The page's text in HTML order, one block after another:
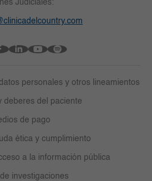
Judiciales:
personales y otros lineamientos
deberes del paciente
de pago
ética y cumplimiento
a la información pública
investigaciones